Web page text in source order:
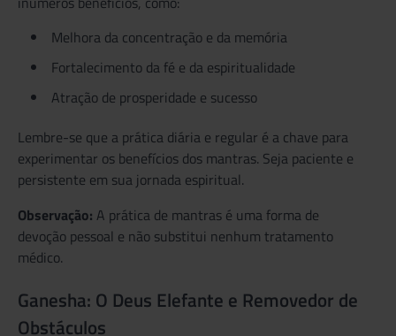
Melhora da concentração e da memória
Fortalecimento da fé e da espiritualidade
Atração de prosperidade e sucesso
Lembre-se que a prática diária e regular é a chave para
experimentar os benefícios dos mantras. Seja paciente e
persistente em sua jornada espiritual.
Observação: A prática de mantras é uma forma de
devoção pessoal e não substitui nenhum tratamento
médico.
Ganesha: O Deus Elefante e Removedor de
Obstáculos